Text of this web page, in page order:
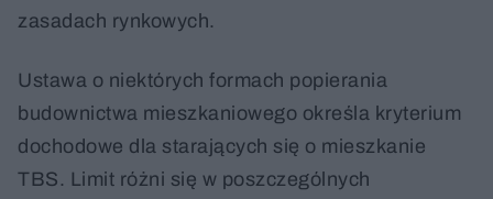
zasadach rynkowych.
Ustawa o niektórych formach popierania
budownictwa mieszkaniowego określa kryterium
dochodowe dla starających się o mieszkanie
TBS. Limit różni się w poszczególnych